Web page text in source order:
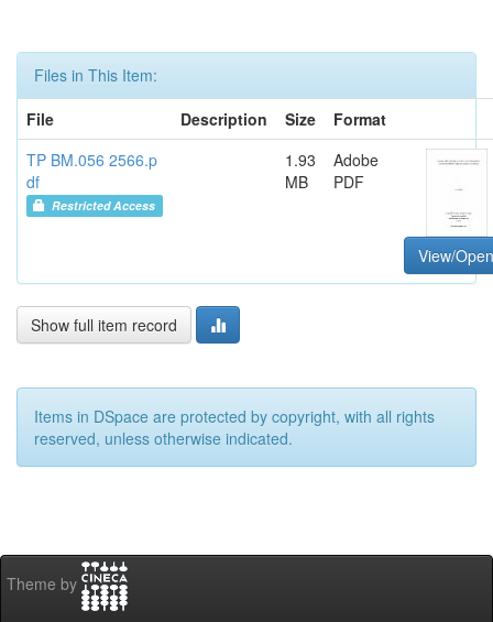
Files in This Item:
File
Description Size
Format
TP BM.056 2566.p
df
Restricted Access
1.93
MB
Adobe
PDF
View/Open
Show full item record
Items in DSpace are protected by copyright, with all rights
reserved, unless otherwise indicated.
Theme by